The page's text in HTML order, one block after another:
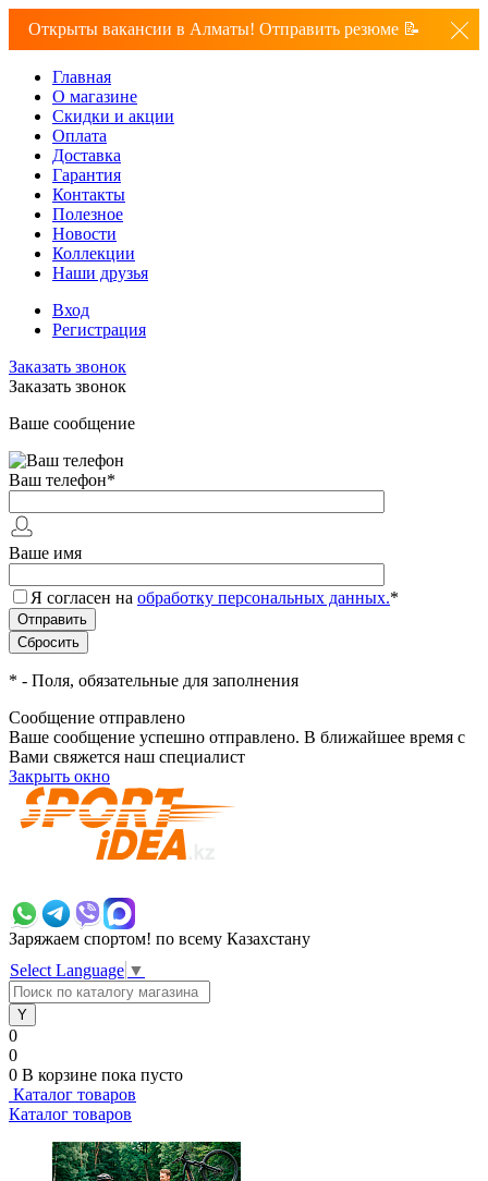
Открыты вакансии в Алматы! Отправить резюме 📝
Главная
О магазине
Скидки и акции
Оплата
Доставка
Гарантия
Контакты
Полезное
Новости
Коллекции
Наши друзья
Вход
Регистрация
Заказать звонок
Заказать звонок
Ваше сообщение
Ваш телефон*
Ваше имя
Я согласен на обработку персональных данных.*
* - Поля, обязательные для заполнения
Сообщение отправлено
Ваше сообщение успешно отправлено. В ближайшее время с
Вами свяжется наш специалист
Закрыть окно
Заряжаем спортом! по всему Казахстану
Select Language ▼
0
0
0 В корзине пока пусто
Каталог товаров
Каталог товаров